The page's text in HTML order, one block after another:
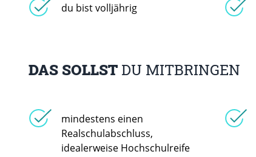
du bist volljährig
DAS SOLLST DU MITBRINGEN
mindestens einen
Realschulabschluss,
idealerweise Hochschulreife